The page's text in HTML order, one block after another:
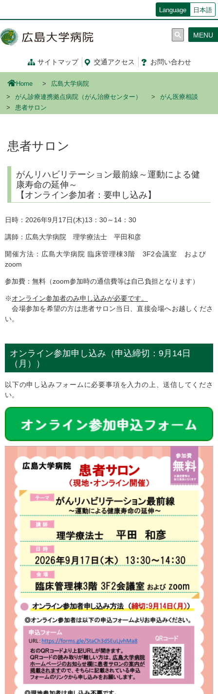
コ
ン
移
動
Language 日本語
サイトマップ 交通アクセス お問い合わせ
MENU
Home
広島大学病院
がん診療連携拠点病院（がん治療センター）
がん医療相談
患者サロン
患者サロン
がんリハビリテーション最前線～運動による健
康寿命の延伸～
【オンライン参加者：要申し込み】
日時：2026年9月17日(木)13：30～14：30
講師：広島大学病院 理学療法士 平田和彦
開催方法：広島大学病院 臨床管理棟3階 3F2会議室 および
zoom
参加費：無料（zoom参加時の通信費等は自己負担となります）
※オンライン参加者のみ申し込みが必要です。
会場参加を希望の方は患者サロン当日、直接会場へお越しくださ
い。
オンライン参加申し込み（申込締切：9月14日
（月））
以下の申し込みフォームに必要事項を入力の上、送信してくださ
い。